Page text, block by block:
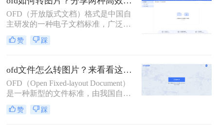
换成jpg图片呢？本文将介绍两种将
OFD图片转换成JPG图片的方法。
OFD（开放版式文档）格式是中国自
主研发的一种电子文档标准，广泛应
用于电子发票、公文等领域。由于其
特定的阅读器要求，有时我们需要将
地查看或分享。那么ofd如何转图片
呢？本文将介绍两种简单而有效的方
法来实现这一转换。
赞 踩
ofd文件怎么转图片？来看看这二个转换方法吧！
OFD（Open Fixed-layout Document）
是一种新型的文件标准，由我国自主
研发和制定，主要用于电子发票、电
子公文等固定版式的文档。由于OFD
赞 踩